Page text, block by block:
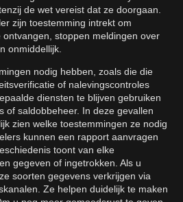
de wet vereist dat ze doorgaan.
zijn toestemming intrekt om
stoppen meldingen over
onmiddellijk.
nodig hebben, zoals die die
of nalevingscontroles
diensten te blijven gebruiken
of saldobbeheer. In deze gevallen
zien welke toestemmingen ze nodig
kunnen een rapport aanvragen
toont van elke
gegeven of ingetrokken. Als u
soorten gegevens verkrijgen via
Ze helpen duidelijk te maken